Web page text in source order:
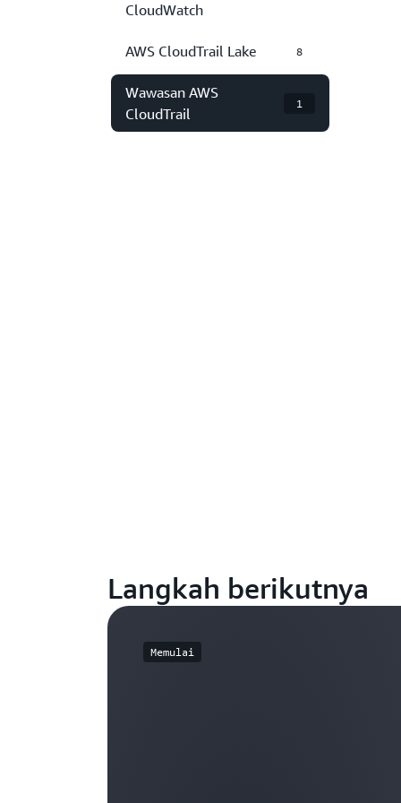
CloudWatch
AWS CloudTrail Lake 8
Wawasan AWS
CloudTrail
1
Langkah berikutnya
Memulai